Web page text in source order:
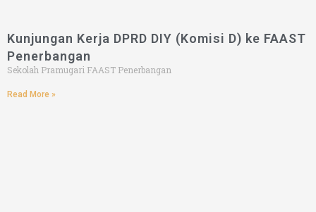
Kunjungan Kerja DPRD DIY (Komisi D) ke FAAST
Penerbangan
Sekolah Pramugari FAAST Penerbangan
Read More »